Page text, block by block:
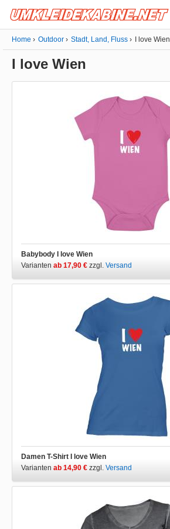
Home Outdoor Stadt, Land, Fluss I love Wien
I love Wien
Babybody I love Wien
Varianten ab 17,90 € zzgl. Versand
Damen T-Shirt I love Wien
Varianten ab 14,90 € zzgl. Versand